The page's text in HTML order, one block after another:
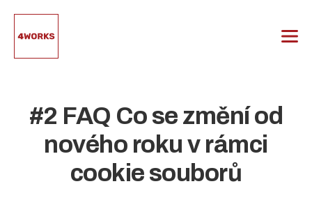
#2 FAQ Co se změní od
nového roku v rámci
cookie souborů